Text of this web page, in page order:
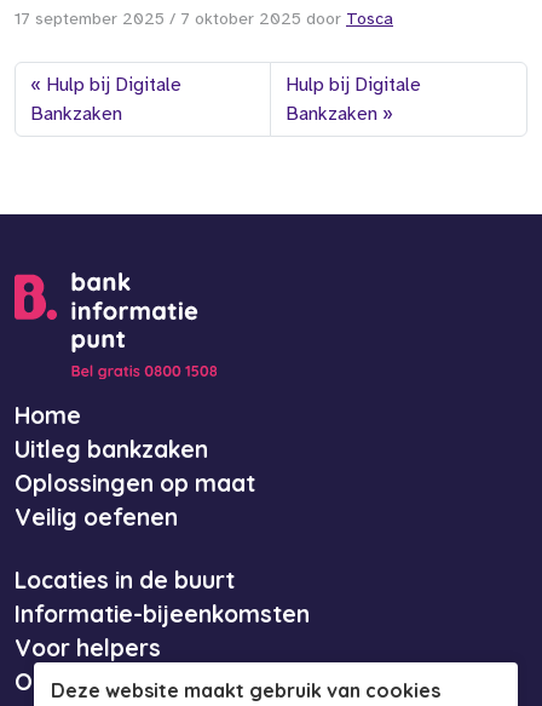
17 september 2025 / 7 oktober 2025 door Tosca
Hulp bij Digitale
Bankzaken
Hulp bij Digitale
Bankzaken
Home
Uitleg bankzaken
Oplossingen op maat
Veilig oefenen
Locaties in de buurt
Informatie-bijeenkomsten
Voor helpers
Over ons
Deze website maakt gebruik van cookies